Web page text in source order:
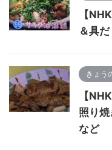
【
＆具
きょう
【
照り
など